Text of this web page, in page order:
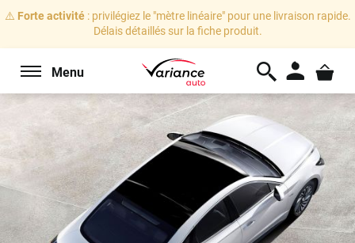
⚠️ Forte activité: privilégiez le "mètre linéaire" pour une livraison rapide.
Délais détaillés sur la fiche produit.
Menu